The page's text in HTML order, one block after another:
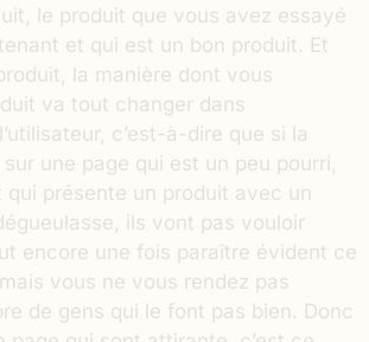
le produit que vous avez essayé
et qui est un bon produit. Et
la manière dont vous
va tout changer dans
c’est-à-dire que si la
une page qui est un peu pourri,
qui présente un produit avec un
ils vont pas vouloir
encore une fois paraître évident ce
vous ne vous rendez pas
de gens qui le font pas bien. Donc